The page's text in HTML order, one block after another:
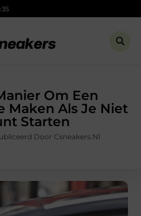
Om Een
Maken Als Je Niet
Starten
Door Csneakers.nl